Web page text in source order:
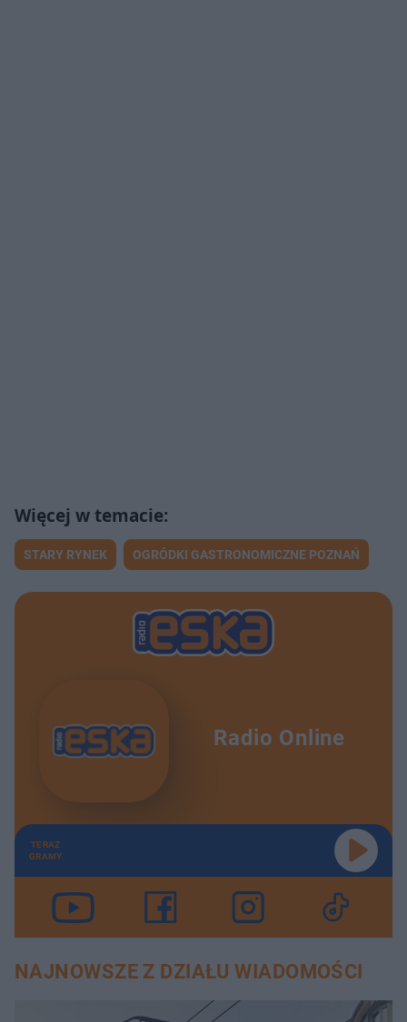
STARY RYNEK OGRÓDKI GASTRONOMICZNE POZNAŃ
Radio Online
TERAZ
GRAMY
NAJNOWSZE Z DZIAŁU WIADOMOŚCI